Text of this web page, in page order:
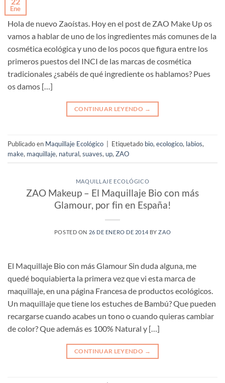
Ene
Hola de nuevo Zaoístas. Hoy en el post de ZAO Make Up os
vamos a hablar de uno de los ingredientes más comunes de la
cosmética ecológica y uno de los pocos que figura entre los
primeros puestos del INCI de las marcas de cosmética
tradicionales ¿sabéis de qué ingrediente os hablamos? Pues
os damos […]
CONTINUAR LEYENDO →
Publicado en Maquillaje Ecológico Etiquetado bio, ecologico, labios,
make, maquillaje, natural, suaves, up, ZAO
MAQUILLAJE ECOLÓGICO
ZAO Makeup – El Maquillaje Bio con más
Glamour, por fin en España!
POSTED ON 26 DE ENERO DE 2014 BYZAO
El Maquillaje Bio con más Glamour Sin duda alguna, me
quedé boquiabierta la primera vez que vi esta marca de
maquillaje, en una página Francesa de productos ecológicos.
Un maquillaje que tiene los estuches de Bambú? Que pueden
recargarse cuando acabes un tono o cuando quieras cambiar
de color? Que además es 100% Natural y […]
CONTINUAR LEYENDO →